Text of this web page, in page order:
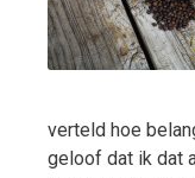
verteld hoe
geloof dat ik dat